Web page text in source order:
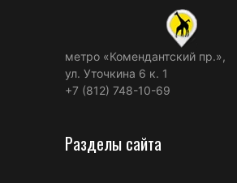
метро «Комендантский пр.»,
ул. Уточкина 6 к. 1
+7 (812) 748-10-69
Разделы сайта